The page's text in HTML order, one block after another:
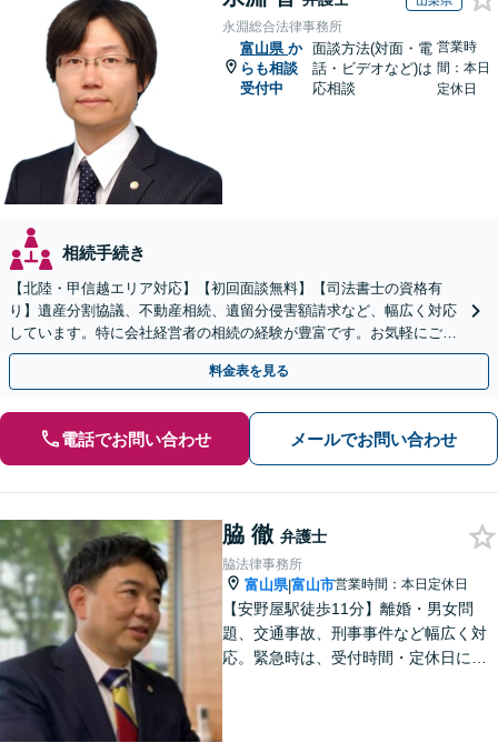
永淵総合法律事務所
富山県 か
らも相談
受付中
面談方法(対面・電
話・ビデオなど)は
応相談
営業時
間：本日
定休日
相続手続き
【北陸・甲信越エリア対応】【初回面談無料】【司法書士の資格有
り】遺産分割協議、不動産相続、遺留分侵害額請求など、幅広く対応
しています。特に会社経営者の相続の経験が豊富です。お気軽にご相
談ください。【休日・夜間面談可】【オンライン面談可】
料金表を見る
電話でお問い合わせ メールでお問い合わせ
脇 徹 弁護士
脇法律事務所
富山県|富山市営業時間：本日定休日
【安野屋駅徒歩11分】離婚・男女問
題、交通事故、刑事事件など幅広く対
応。緊急時は、受付時間・定休日に関